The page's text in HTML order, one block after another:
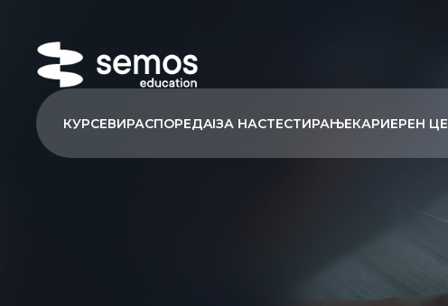
КУРСЕВИРАСПОРЕДAIЗА НАСТЕСТИРАЊЕКАРИЕРЕН